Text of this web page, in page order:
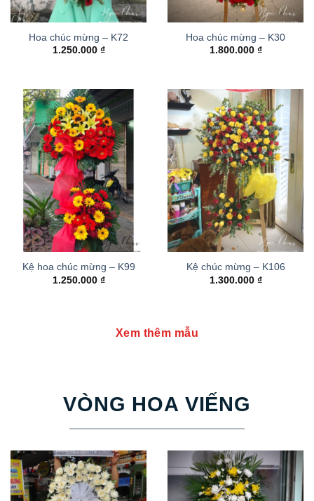
Hoa chúc mừng – K72
1.250.000 ₫
Hoa chúc mừng – K30
1.800.000 ₫
Kệ hoa chúc mừng – K99
1.250.000 ₫
Kệ chúc mừng – K106
1.300.000 ₫
Xem thêm mẫu
VÒNG HOA VIẾNG